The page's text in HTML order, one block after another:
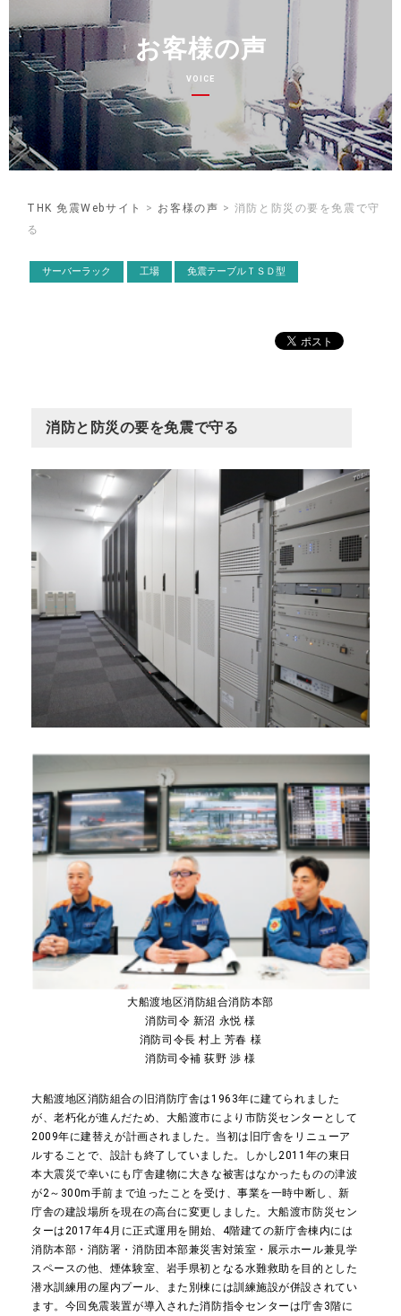
お客様の声
VOICE
THK 免震Webサイト > お客様の声 > 消防と防災の要を免震で守
る
サーバーラック 工場 免震テーブルＴＳＤ型
消防と防災の要を免震で守る
大船渡地区消防組合消防本部
消防司令 新沼 永悦 様
消防司令長 村上 芳春 様
消防司令補 荻野 渉 様
大船渡地区消防組合の旧消防庁舎は1963年に建てられました
が、老朽化が進んだため、大船渡市により市防災センターとして
2009年に建替えが計画されました。当初は旧庁舎をリニューア
ルすることで、設計も終了していました。しかし2011年の東日
本大震災で幸いにも庁舎建物に大きな被害はなかったものの津波
が2～300m手前まで迫ったことを受け、事業を一時中断し、新
庁舎の建設場所を現在の高台に変更しました。大船渡市防災セン
ターは2017年4月に正式運用を開始、4階建ての新庁舎棟内には
消防本部・消防署・消防団本部兼災害対策室・展示ホール兼見学
スペースの他、煙体験室、岩手県初となる水難救助を目的とした
潜水訓練用の屋内プール、また別棟には訓練施設が併設されてい
ます。今回免震装置が導入された消防指令センターは庁舎3階に